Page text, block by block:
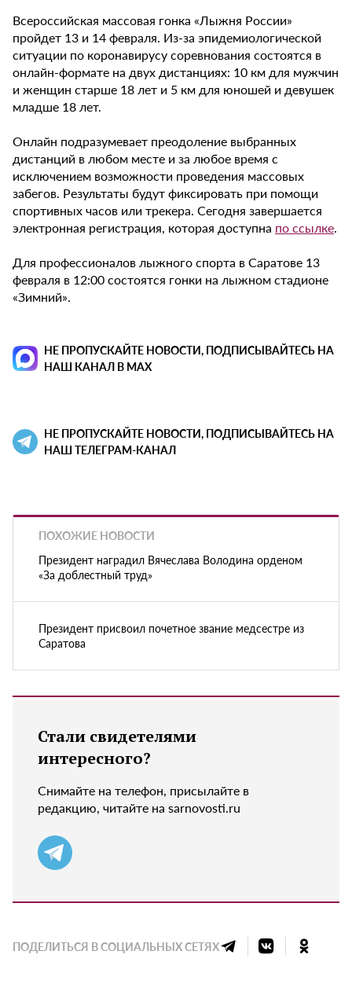
Всероссийская массовая гонка «Лыжня России»
пройдет 13 и 14 февраля. Из-за эпидемиологической
ситуации по коронавирусу соревнования состоятся в
онлайн-формате на двух дистанциях: 10 км для мужчин
и женщин старше 18 лет и 5 км для юношей и девушек
младше 18 лет.
Онлайн подразумевает преодоление выбранных
дистанций в любом месте и за любое время с
исключением возможности проведения массовых
забегов. Результаты будут фиксировать при помощи
спортивных часов или трекера. Сегодня завершается
электронная регистрация, которая доступна по ссылке.
Для профессионалов лыжного спорта в Саратове 13
февраля в 12:00 состоятся гонки на лыжном стадионе
«Зимний».
НЕ ПРОПУСКАЙТЕ НОВОСТИ, ПОДПИСЫВАЙТЕСЬ НА
НАШ КАНАЛ В MAX
НЕ ПРОПУСКАЙТЕ НОВОСТИ, ПОДПИСЫВАЙТЕСЬ НА
НАШ ТЕЛЕГРАМ-КАНАЛ
ПОХОЖИЕ НОВОСТИ
Президент наградил Вячеслава Володина орденом
«За доблестный труд»
Президент присвоил почетное звание медсестре из
Саратова
Стали свидетелями
интересного?
Снимайте на телефон, присылайте в
редакцию, читайте на sarnovosti.ru
ПОДЕЛИТЬСЯ В СОЦИАЛЬНЫХ СЕТЯХ